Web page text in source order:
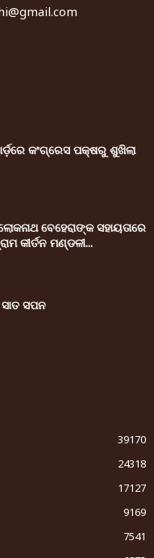
କଂଗ୍ରେସ ପକ୍ଷରୁ ଶୁଖିଲା
ବେହେରାଙ୍କ ସହାୟତାରେ
କୀର୍ତନ ମଣ୍ଡଳୀ...
ସାତ ସପନ
39170
24318
17127
9169
7541